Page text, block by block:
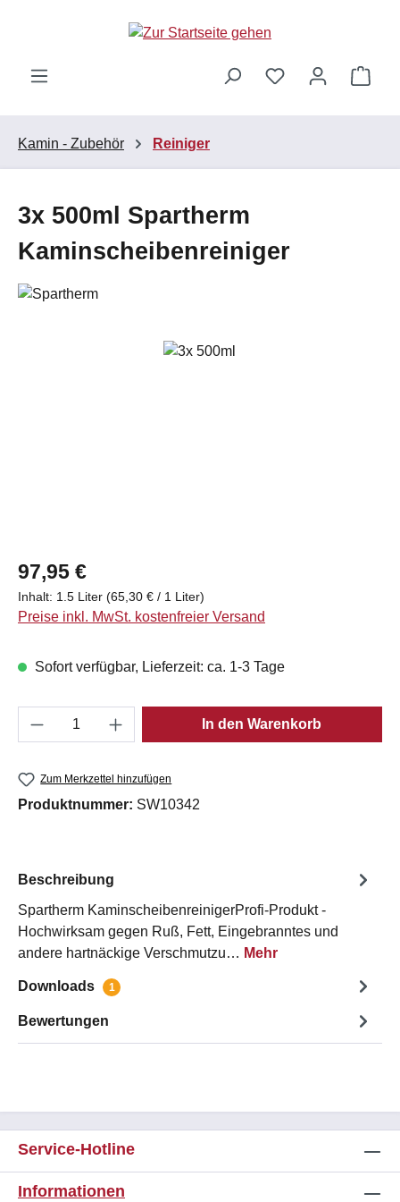
Zum Hauptinhalt springen
Kamin - Zubehör Reiniger
3x 500ml Spartherm
Kaminscheibenreiniger
Bildergalerie überspringen
Regulärer Preis:
97,95 €
Inhalt: 1.5 Liter (65,30 € / 1 Liter)
Preise inkl. MwSt. kostenfreier Versand
Sofort verfügbar, Lieferzeit: ca. 1-3 Tage
Produkt Anzahl: Gib den gewünschten
In den Warenkorb
Zum Merkzettel hinzufügen
Produktnummer: SW10342
Beschreibung
Spartherm KaminscheibenreinigerProfi-Produkt -
Hochwirksam gegen Ruß, Fett, Eingebranntes und
andere hartnäckige Verschmutzu… Mehr
Downloads 1
Bewertungen
Service-Hotline
Informationen